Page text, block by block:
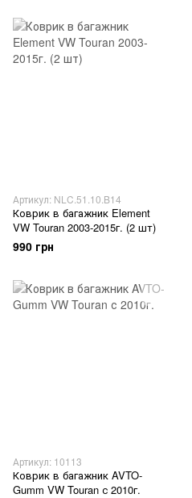
Артикул: NLC.51.10.B14
Коврик в багажник Element
VW Touran 2003-2015г. (2 шт)
990 грн
Артикул: 10113
Коврик в багажник AVTO-
Gumm VW Touran с 2010г.